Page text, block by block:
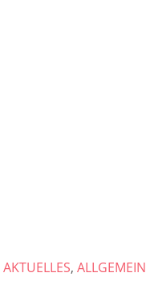
AKTUELLES, ALLGEMEIN